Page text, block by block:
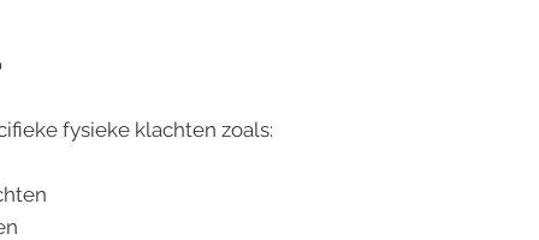
fysieke klachten zoals: